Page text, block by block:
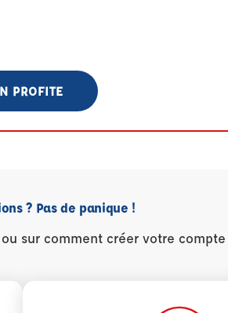
PROFITE
? Pas de panique !
sur comment créer votre